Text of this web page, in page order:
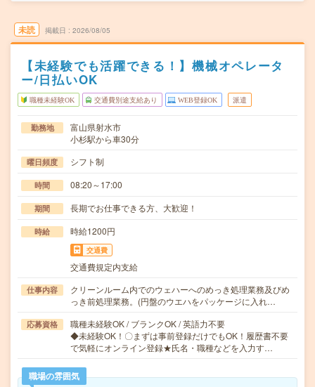
未読 掲載日 2026/08/05
【未経験でも活躍できる！】機械オペレータ
ー/日払いOK
職種未経験OK 交通費別途支給あり WEB登録OK 派遣
勤務地
富山県射水市
小杉駅から車30分
曜日頻度 シフト制
時間 08:20～17:00
期間 長期でお仕事できる方、大歓迎！
時給 時給1200円
交通費
交通費規定内支給
仕事内容
クリーンルーム内でのウェハーへのめっき処理業務及びめ
っき前処理業務。(円盤のウエハをパッケージに入れ…
応募資格
職種未経験OK / ブランクOK / 英語力不要
◆未経験OK！〇まずは事前登録だけでもOK！履歴書不要
で気軽にオンライン登録★氏名・職種などを入力す…
職場の雰囲気